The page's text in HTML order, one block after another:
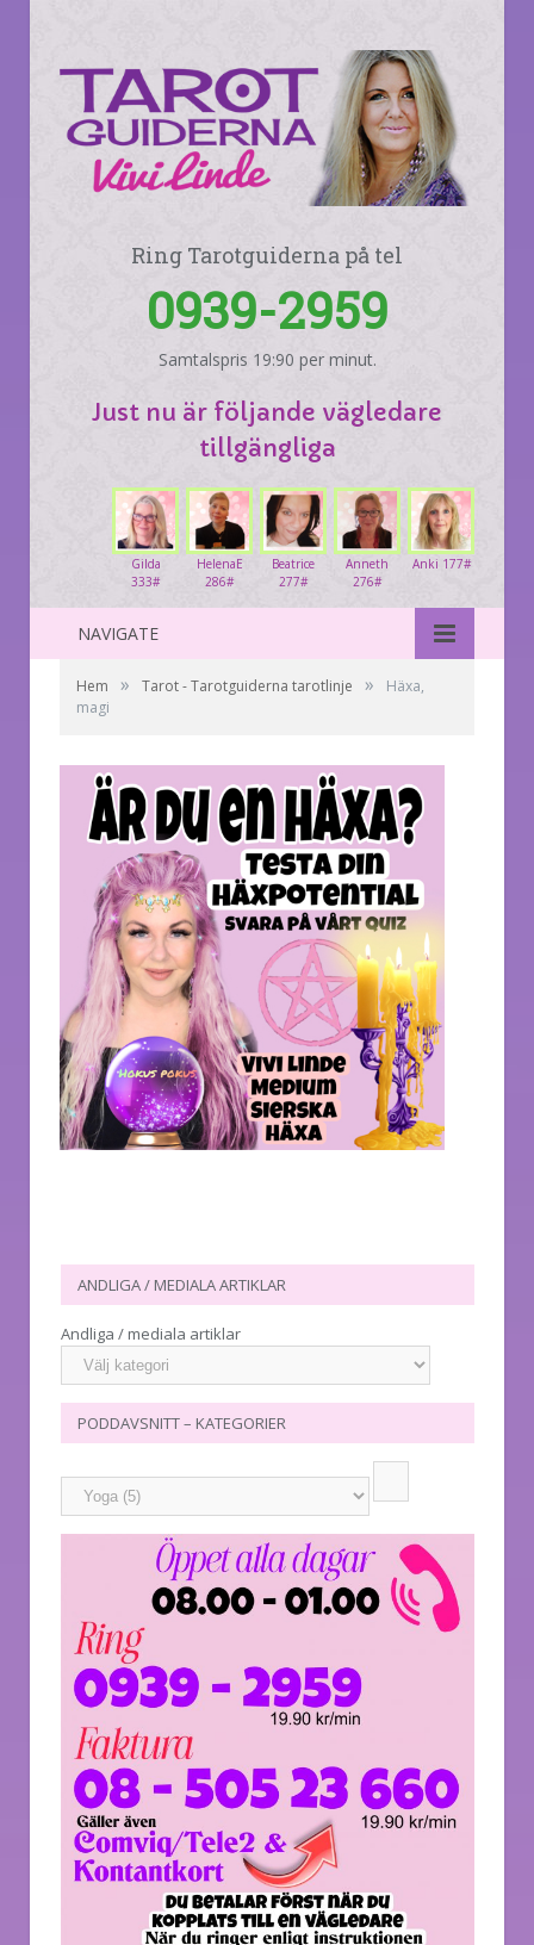
Ring Tarotguiderna på tel
0939-2959
Samtalspris 19:90 per minut.
Just nu är följande vägledare
tillgängliga
Anki 177#
Anneth
276#
Beatrice
277#
HelenaE
286#
Gilda
333#
NAVIGATE
Hem » Tarot - Tarotguiderna tarotlinje »
Häxa,
magi
ANDLIGA / MEDIALA ARTIKLAR
Andliga / mediala artiklar
PODDAVSNITT – KATEGORIER